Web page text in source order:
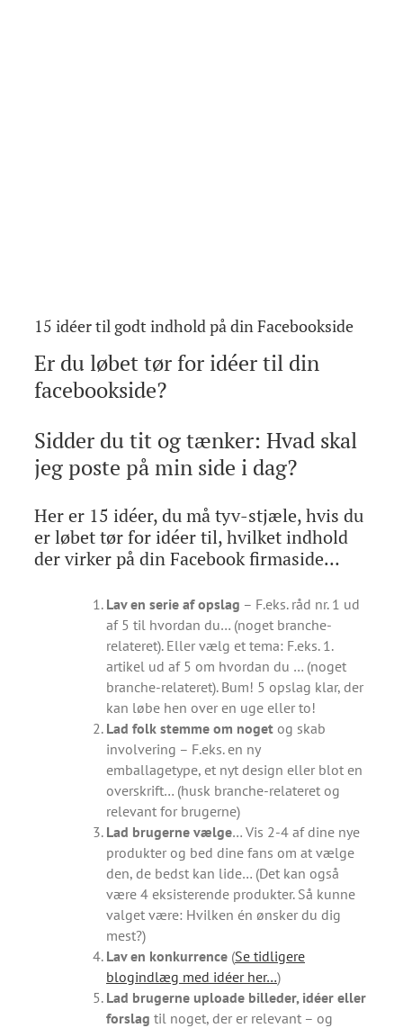
15 idéer til godt indhold på din Facebookside
Er du løbet tør for idéer til din
facebookside?
Sidder du tit og tænker: Hvad skal
jeg poste på min side i dag?
Her er 15 idéer, du må tyv-stjæle, hvis du
er løbet tør for idéer til, hvilket indhold
der virker på din Facebook firmaside…
Lav en serie af opslag – F.eks. råd nr. 1 ud
af 5 til hvordan du… (noget branche-
relateret). Eller vælg et tema: F.eks. 1.
artikel ud af 5 om hvordan du … (noget
branche-relateret). Bum! 5 opslag klar, der
kan løbe hen over en uge eller to!
Lad folk stemme om noget og skab
involvering – F.eks. en ny
emballagetype, et nyt design eller blot en
overskrift… (husk branche-relateret og
relevant for brugerne)
Lad brugerne vælge… Vis 2-4 af dine nye
produkter og bed dine fans om at vælge
den, de bedst kan lide… (Det kan også
være 4 eksisterende produkter. Så kunne
valget være: Hvilken én ønsker du dig
mest?)
Lav en konkurrence (Se tidligere
blogindlæg med idéer her…)
Lad brugerne uploade billeder, idéer eller
forslag til noget, der er relevant – og